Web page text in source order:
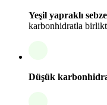
Yeşil yapraklı
karbonhidratla
Düşük